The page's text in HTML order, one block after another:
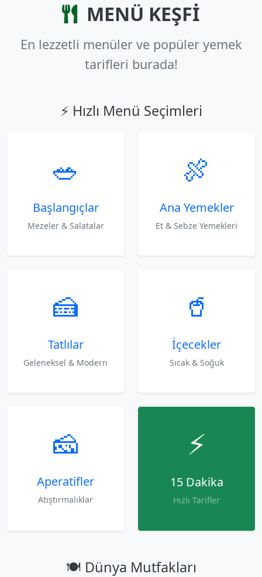
MENÜ KEŞFİ
En lezzetli menüler ve popüler yemek
tarifleri burada!
⚡ Hızlı Menü Seçimleri
🥗
Başlangıçlar
Mezeler & Salatalar
🍖
Ana Yemekler
Et & Sebze Yemekleri
🍰
Tatlılar
Geleneksel & Modern
🥤
İçecekler
Sıcak & Soğuk
🧀
Aperatifler
Atıştırmalıklar
⚡
15 Dakika
Hızlı Tarifler
🍽️ Dünya Mutfakları